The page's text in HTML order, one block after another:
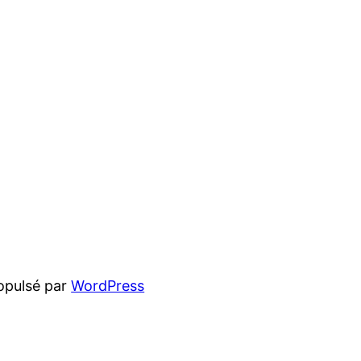
parWordPress